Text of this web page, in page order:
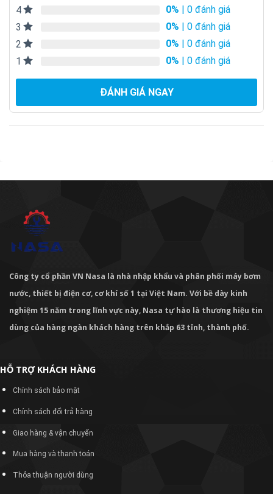
4
0% | 0 đánh giá
3
0% | 0 đánh giá
2
0% | 0 đánh giá
1
0% | 0 đánh giá
ĐÁNH GIÁ NGAY
Công ty cổ phần VN Nasa là nhà nhập khẩu và phân phối máy bơm
nước, thiết bị điện cơ, cơ khí số 1 tại Việt Nam. Với bề dày kinh
nghiệm 15 năm trong lĩnh vực này, Nasa tự hào là thương hiệu tin
dùng của hàng ngàn khách hàng trên khắp 63 tỉnh, thành phố.
HỖ TRỢ KHÁCH HÀNG
Chính sách bảo mật
Chính sách đổi trả hàng
Giao hàng & vận chuyển
Mua hàng và thanh toán
Thỏa thuận người dùng